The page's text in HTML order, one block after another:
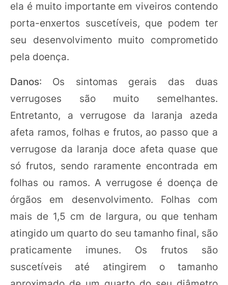
ela é muito importante em viveiros contendo
porta-enxertos suscetíveis, que podem ter
seu desenvolvimento muito comprometido
pela doença.
Danos: Os sintomas gerais das duas
verrugoses são muito semelhantes.
Entretanto, a verrugose da laranja azeda
afeta ramos, folhas e frutos, ao passo que a
verrugose da laranja doce afeta quase que
só frutos, sendo raramente encontrada em
folhas ou ramos. A verrugose é doença de
órgãos em desenvolvimento. Folhas com
mais de 1,5 cm de largura, ou que tenham
atingido um quarto do seu tamanho final, são
praticamente imunes. Os frutos são
suscetíveis até atingirem o tamanho